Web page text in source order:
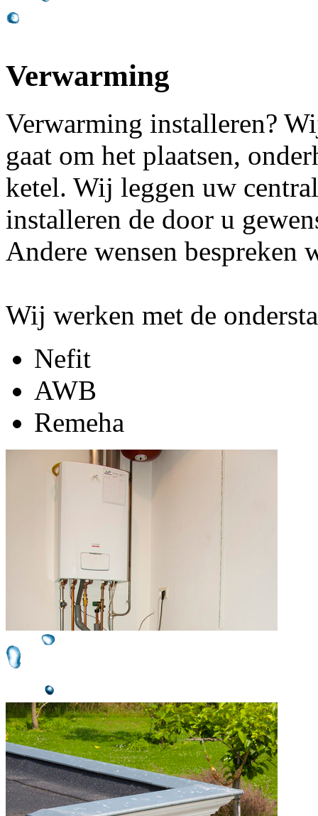
Verwarming
Verwarming installeren?
gaat om het plaatsen,
ketel. Wij leggen uw
installeren de door u
Andere wensen bespreken
Wij werken met de
Nefit
AWB
Remeha